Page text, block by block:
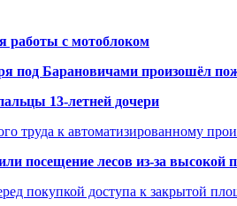
работы с мотоблоком
под Барановичами произошёл
13-летней дочери
труда к автоматизированному
посещение лесов из-за высокой
покупкой доступа к закрытой